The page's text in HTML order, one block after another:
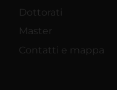
Dottorati
Master
Contatti e mappa